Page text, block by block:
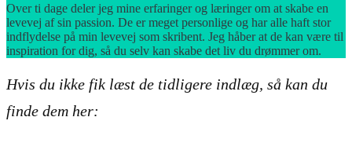
Over ti dage deler jeg mine erfaringer og læringer om at skabe en
levevej af sin passion. De er meget personlige og har alle haft stor
indflydelse på min levevej som skribent. Jeg håber at de kan være til
inspiration for dig, så du selv kan skabe det liv du drømmer om.
Hvis du ikke fik læst de tidligere indlæg, så kan du
finde dem her: